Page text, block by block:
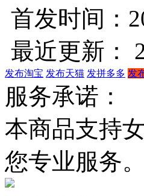
首发时间：
最近更新：
发布淘宝 发布天猫 发拼多多 发
服务承诺：
本商品支持
您专业服务。